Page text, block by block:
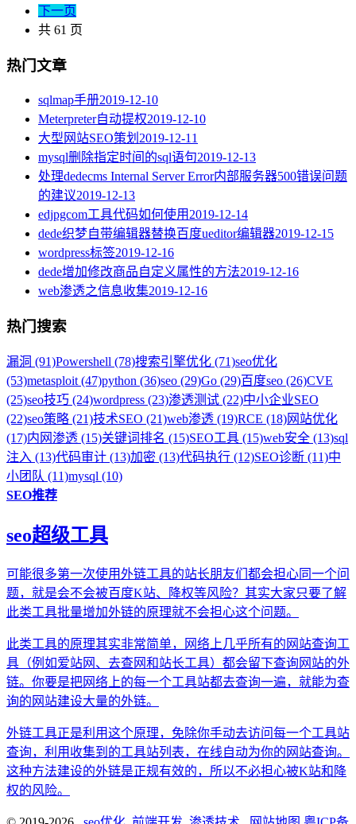
下一页
共 61 页
热门文章
sqlmap手册2019-12-10
Meterpreter自动提权2019-12-10
大型网站SEO策划 2019-12-11
mysql删除指定时间的sql语句2019-12-13
处理dedecms Internal Server Error内部服务器500错误问题
的建议2019-12-13
edjpgcom工具代码如何使用 2019-12-14
dede织梦自带编辑器替换百度ueditor编辑器2019-12-15
wordpress标签2019-12-16
dede增加修改商品自定义属性的方法2019-12-16
web渗透之信息收集2019-12-16
热门搜索
漏洞 (91)Powershell (78)搜索引擎优化 (71)seo优化
(53)metasploit (47)python (36)seo (29)Go (29)百度seo (26)CVE
(25)seo技巧 (24)wordpress (23)渗透测试 (22)中小企业SEO
(22)seo策略 (21)技术SEO (21)web渗透 (19)RCE (18)网站优化
(17)内网渗透 (15)关键词排名 (15)SEO工具 (15)web安全 (13)sql
注入 (13)代码审计 (13)加密 (13)代码执行 (12)SEO诊断 (11)中
小团队 (11)mysql (10)
SEO推荐
seo超级工具
可能很多第一次使用外链工具的站长朋友们都会担心同一个问
题，就是会不会被百度K站、降权等风险？其实大家只要了解
此类工具批量增加外链的原理就不会担心这个问题。
此类工具的原理其实非常简单，网络上几乎所有的网站查询工
具（例如爱站网、去查网和站长工具）都会留下查询网站的外
链。你要是把网络上的每一个工具站都去查询一遍，就能为查
询的网站建设大量的外链。
外链工具正是利用这个原理，免除你手动去访问每一个工具站
查询，利用收集到的工具站列表，在线自动为你的网站查询。
这种方法建设的外链是正规有效的，所以不必担心被K站和降
权的风险。